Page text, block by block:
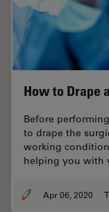
How to Drape
Before
to drape the
working
helping you with
Apr 06, 2020